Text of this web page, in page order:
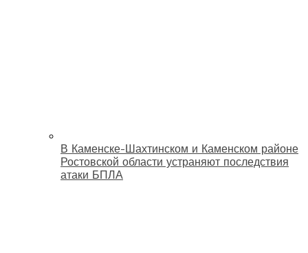
В Каменске-Шахтинском и Каменском районе
Ростовской области устраняют последствия
атаки БПЛА